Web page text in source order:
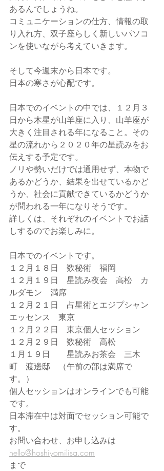
あるんでしょうね。
コミュニケーションの仕方、情報の取
り入れ方、双子座らしく新しいパソコ
ンを使いながら考えていきます。
そして今週末から日本です。
日本の寒さが心配です。
日本でのイベントの中では、１２月３
日から木星が山羊座に入り、山羊座が
大きく注目される年になること。その
星の流れから２０２０年の星読みをお
伝えする予定です。
ノリや勢いだけでは通用せず、本物で
あるかどうか、結果を出せているかど
うか、社会に貢献できているかどうか
が問われる一年になりそうです。
詳しくは、それぞれのイベントでお話
しするのでお楽しみに。
日本でのイベントです。
１２月１８日　数秘術　福岡
１２月１９日　星読み夜会　高松　カ
ルダモン　満席
１２月２１日　占星術とエジプシャン
エッセンス　東京
１２月２２日　東京個人セッション
１２月２９日　数秘術　高松
１月１９日　　星読みお茶会　三木
町　渡邊邸　（午前の部は満席で
す。）
個人セッションはオンラインでも可能
です。
日本滞在中は対面でセッション可能で
す。
お問い合わせ、お申し込みは
hello@hoshiyomilisa.com
まで